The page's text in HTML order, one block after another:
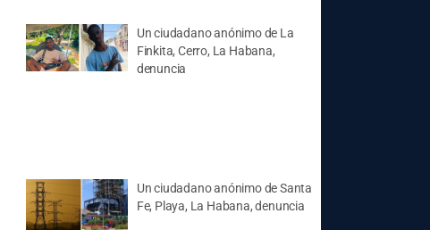
Un ciudadano anónimo de La
Finkita, Cerro, La Habana,
denuncia
Un ciudadano anónimo de Santa
Fe, Playa, La Habana, denuncia